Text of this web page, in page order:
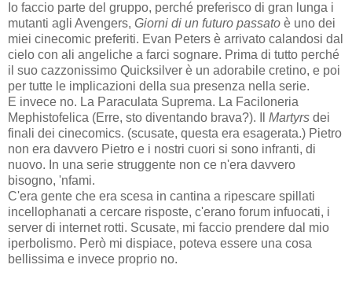
Io faccio parte del gruppo, perché preferisco di gran lunga i
mutanti agli Avengers, Giorni di un futuro passato è uno dei
miei cinecomic preferiti. Evan Peters è arrivato calandosi dal
cielo con ali angeliche a farci sognare. Prima di tutto perché
il suo cazzonissimo Quicksilver è un adorabile cretino, e poi
per tutte le implicazioni della sua presenza nella serie.
E invece no. La Paraculata Suprema. La Faciloneria
Mephistofelica (Erre, sto diventando brava?). Il Martyrs dei
finali dei cinecomics. (scusate, questa era esagerata.) Pietro
non era davvero Pietro e i nostri cuori si sono infranti, di
nuovo. In una serie struggente non ce n'era davvero
bisogno, 'nfami.
C'era gente che era scesa in cantina a ripescare spillati
incellophanati a cercare risposte, c'erano forum infuocati, i
server di internet rotti. Scusate, mi faccio prendere dal mio
iperbolismo. Però mi dispiace, poteva essere una cosa
bellissima e invece proprio no.